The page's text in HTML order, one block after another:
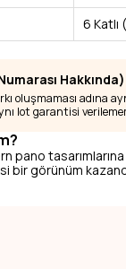
6 Katlı
oluşmaması adına
lot garantisi
pano
bir görünüm